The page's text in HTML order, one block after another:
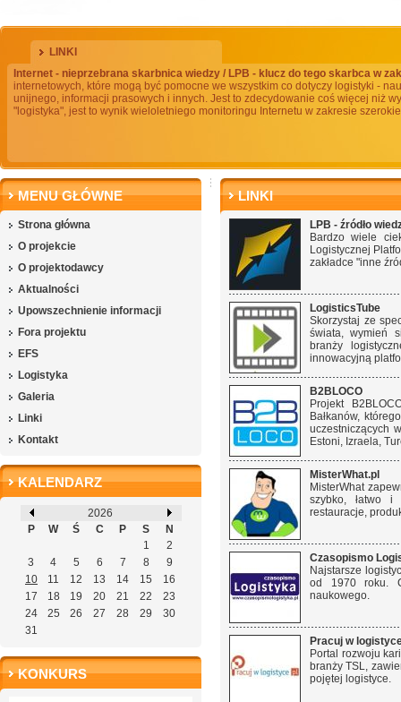
LINKI
Internet - nieprzebrana skarbnica wiedzy / LPB - klucz do tego skarbca w
internetowych, które mogą być pomocne we wszystkim co dotyczy logistyki -
unijnego, informacji prasowych i innych. Jest to zdecydowanie coś więcej niż
"logistyka", jest to wynik wieloletniego monitoringu Internetu w zakresie
MENU GŁÓWNE
Strona główna
O projekcie
O projektodawcy
Aktualności
Upowszechnienie informacji
Fora projektu
EFS
Logistyka
Galeria
Linki
Kontakt
KALENDARZ
2026
P
W Ś C P S
N
1
2
3
4 5 6 7 8
9
10
11 12 13 14 15
16
17
18 19 20 21 22
23
24
25 26 27 28 29
30
31
KONKURS
LINKI
LPB - źródło
Bardzo wiele
Logistycznej
zakładce "inne
LogisticsTube
Skorzystaj ze
świata, wymień
branży
innowacyjną
B2BLOCO
Projekt
Bałkanów,
uczestniczących
Estoni, Izraela,
MisterWhat.pl
MisterWhat
szybko, łatwo i
restauracje,
Czasopismo
Najstarsze
od 1970 roku.
naukowego.
Pracuj w
Portal rozwoju
branży TSL,
pojętej logistyce.